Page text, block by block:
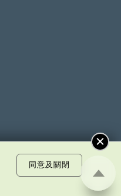
同意及關閉